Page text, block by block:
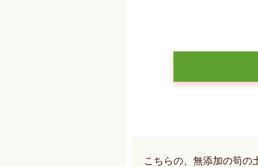
こちらの、無添加の筍の